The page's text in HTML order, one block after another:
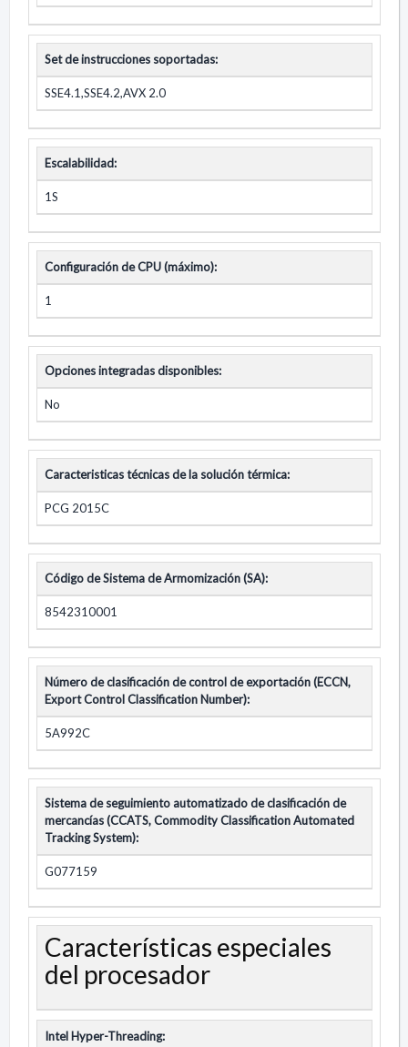
Set de instrucciones soportadas:
SSE4.1,SSE4.2,AVX 2.0
Escalabilidad:
1S
Configuración de CPU (máximo):
1
Opciones integradas disponibles:
No
Caracteristicas técnicas de la solución térmica:
PCG 2015C
Código de Sistema de Armomización (SA):
8542310001
Número de clasificación de control de exportación (ECCN,
Export Control Classification Number):
5A992C
Sistema de seguimiento automatizado de clasificación de
mercancías (CCATS, Commodity Classification Automated
Tracking System):
G077159
Características especiales
del procesador
Intel Hyper-Threading: